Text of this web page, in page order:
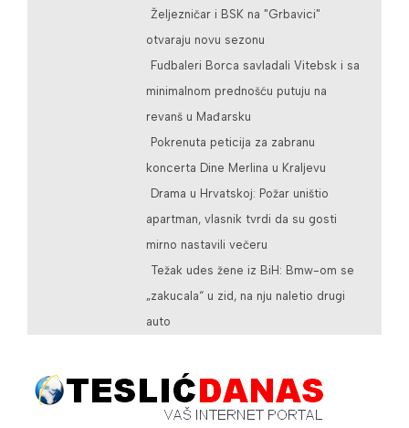
Željezničar i BSK na "Grbavici"
otvaraju novu sezonu
Fudbaleri Borca savladali Vitebsk i sa
minimalnom prednošću putuju na
revanš u Mađarsku
Pokrenuta peticija za zabranu
koncerta Dine Merlina u Kraljevu
Drama u Hrvatskoj: Požar uništio
apartman, vlasnik tvrdi da su gosti
mirno nastavili večeru
Težak udes žene iz BiH: Bmw-om se
„zakucala“ u zid, na nju naletio drugi
auto